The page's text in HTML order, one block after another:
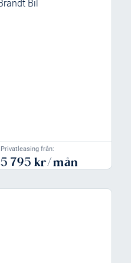
Privatleasing från:
5 795 kr/mån